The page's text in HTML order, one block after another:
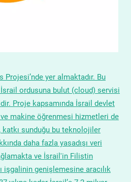
Projesi’nde yer almaktadır. Bu
ordusuna bulut (cloud) servisi
Proje kapsamında İsrail devlet
ve makine öğrenmesi hizmetleri de
katkı sunduğu bu teknolojiler
daha fazla yasadışı veri
ve İsrail'in Filistin
işgalinin genişlemesine aracılık